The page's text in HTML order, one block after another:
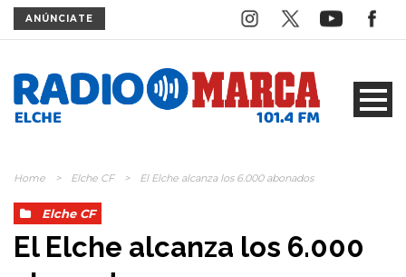
ANÚNCIATE
Home > Elche CF > El Elche alcanza los 6.000 abonados
Elche CF
El Elche alcanza los 6.000